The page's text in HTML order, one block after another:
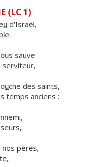
(LC 1)
u d'Israël,
sauve
serviteur,
uche des saints,
temps anciens :
pères,